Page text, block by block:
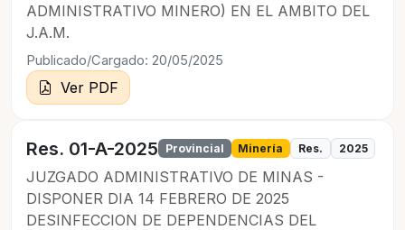
ADMINISTRATIVO MINERO) EN EL AMBITO DEL
J.A.M.
Publicado/Cargado: 20/05/2025
Ver PDF
Res. 01-A-2025 Provincial Minería Res. 2025
JUZGADO ADMINISTRATIVO DE MINAS -
DISPONER DIA 14 FEBRERO DE 2025
DESINFECCION DE DEPENDENCIAS DEL